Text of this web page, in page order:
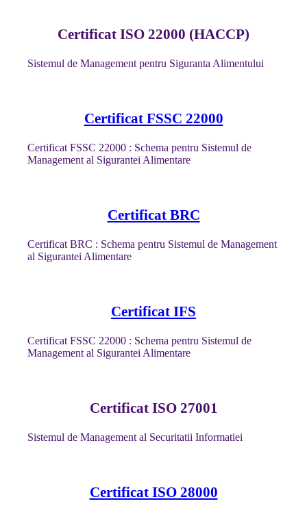
Certificat ISO 22000 (HACCP)
Sistemul de Management pentru Siguranta Alimentului
Certificat FSSC 22000
Certificat FSSC 22000 : Schema pentru Sistemul de
Management al Sigurantei Alimentare
Certificat BRC
Certificat BRC : Schema pentru Sistemul de Management
al Sigurantei Alimentare
Certificat IFS
Certificat FSSC 22000 : Schema pentru Sistemul de
Management al Sigurantei Alimentare
Certificat ISO 27001
Sistemul de Management al Securitatii Informatiei
Certificat ISO 28000